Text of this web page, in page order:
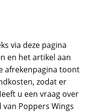
via deze pagina
en het artikel aan
afrekenpagina toont
zodat er
u een vraag over
Poppers Wings